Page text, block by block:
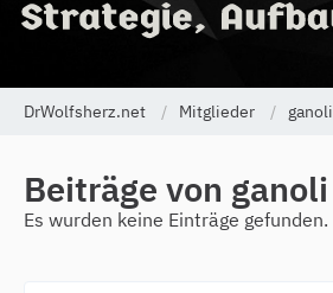
DrWolfsherz.net Mitglieder ganoli
Beiträge von ganoli
Es wurden keine Einträge gefunden.